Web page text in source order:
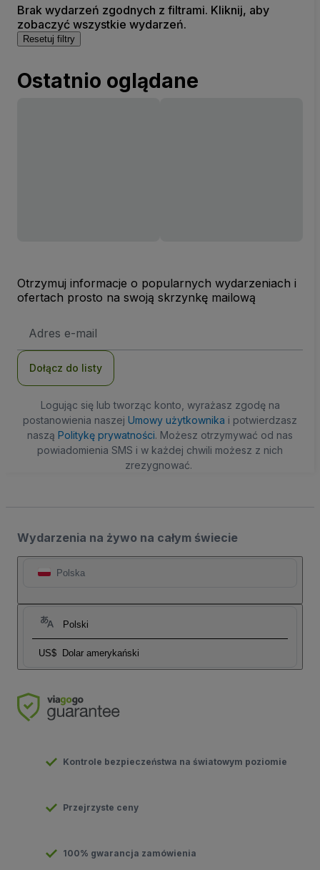
Brak wydarzeń zgodnych z filtrami. Kliknij, aby
zobaczyć wszystkie wydarzeń.
Resetuj filtry
Ostatnio oglądane
Otrzymuj informacje o popularnych wydarzeniach i
ofertach prosto na swoją skrzynkę mailową
e-
Dołącz do listy
Logując się lub tworząc konto, wyrażasz zgodę na
postanowienia naszej Umowy użytkownika i potwierdzasz
naszą Politykę prywatności. Możesz otrzymywać od nas
powiadomienia SMS i w każdej chwili możesz z nich
zrezygnować.
Wydarzenia na żywo na całym świecie
Polska
Polski
US$ Dolar amerykański
Kontrole bezpieczeństwa na światowym poziomie
Przejrzyste ceny
100% gwarancja zamówienia